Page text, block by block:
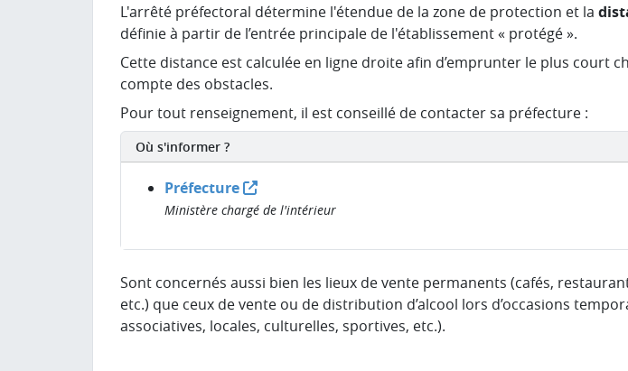
L'arrêté préfectoral détermine l'étendue de la zone de protection et la
définie à partir de l’entrée principale de l'établissement « protégé ».
Cette distance est calculée en ligne droite afin d’emprunter le plus court
compte des obstacles.
Pour tout renseignement, il est conseillé de contacter sa préfecture :
Où s'informer ?
Préfecture
Ministère chargé de l'intérieur
Sont concernés aussi bien les lieux de vente permanents (cafés,
etc.) que ceux de vente ou de distribution d’alcool lors d’occasions
associatives, locales, culturelles, sportives, etc.).